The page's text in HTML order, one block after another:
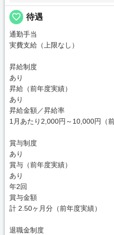
favorite_border 待遇
通勤手当
実費支給（上限なし）
昇給制度
あり
昇給（前年度実績）
あり
昇給金額／昇給率
1月あたり2,000円～10,000円（前
賞与制度
あり
賞与（前年度実績）
あり
年2回
賞与金額
計 2.50ヶ月分（前年度実績）
退職金制度